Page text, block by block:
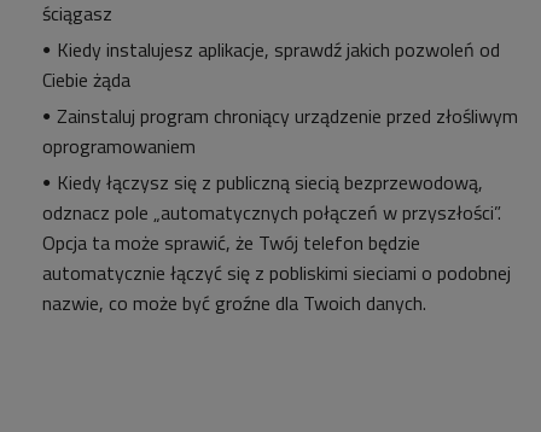
ściągasz
Kiedy instalujesz aplikacje, sprawdź jakich pozwoleń od
Ciebie żąda
Zainstaluj program chroniący urządzenie przed złośliwym
oprogramowaniem
Kiedy łączysz się z publiczną siecią bezprzewodową,
odznacz pole „automatycznych połączeń w przyszłości”.
Opcja ta może sprawić, że Twój telefon będzie
automatycznie łączyć się z pobliskimi sieciami o podobnej
nazwie, co może być groźne dla Twoich danych.